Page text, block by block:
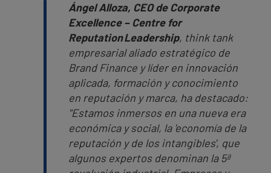
Ángel Alloza, CEO de Corporate
Excellence – Centre for
ReputationLeadership, think tank
empresarial aliado estratégico de
Brand Finance y líder en innovación
aplicada, formación y conocimiento
en reputación y marca, ha destacado:
"Estamos inmersos en una nueva era
económica y social, la 'economía de la
reputación y de los intangibles', que
algunos expertos denominan la 5ª